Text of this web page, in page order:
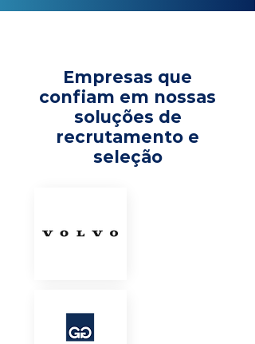
Empresas que
confiam em nossas
soluções de
recrutamento e
seleção